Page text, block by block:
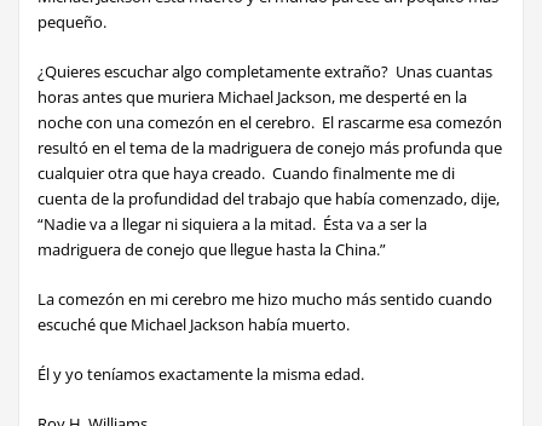
pequeño.
¿Quieres escuchar algo completamente extraño? Unas cuantas
horas antes que muriera Michael Jackson, me desperté en la
noche con una comezón en el cerebro. El rascarme esa comezón
resultó en el tema de la madriguera de conejo más profunda que
cualquier otra que haya creado. Cuando finalmente me di
cuenta de la profundidad del trabajo que había comenzado, dije,
“Nadie va a llegar ni siquiera a la mitad. Ésta va a ser la
madriguera de conejo que llegue hasta la China.”
La comezón en mi cerebro me hizo mucho más sentido cuando
escuché que Michael Jackson había muerto.
Él y yo teníamos exactamente la misma edad.